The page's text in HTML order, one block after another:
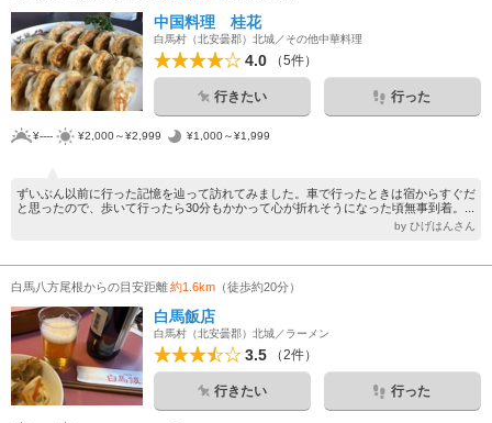
中国料理 桂花
白馬村（北安曇郡）北城／その他中華料理
4.0 （5件）
行きたい 行った
¥---- ¥2,000～¥2,999 ¥1,000～¥1,999
ずいぶん以前に行った記憶を辿って訪れてみました。車で行ったときは宿からすぐだ
と思ったので、歩いて行ったら30分もかかって心が折れそうになった頃無事到着。...
by ひげはんさん
白馬八方尾根からの目安距離約1.6km （徒歩約20分）
白馬飯店
白馬村（北安曇郡）北城／ラーメン
3.5 （2件）
行きたい 行った